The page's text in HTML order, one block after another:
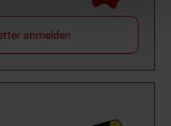
anmelden